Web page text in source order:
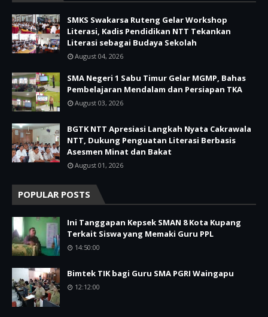
SMKS Swakarsa Ruteng Gelar Workshop
Literasi, Kadis Pendidikan NTT Tekankan
Literasi sebagai Budaya Sekolah
August 04, 2026
SMA Negeri 1 Sabu Timur Gelar MGMP, Bahas
Pembelajaran Mendalam dan Persiapan TKA
August 03, 2026
BGTK NTT Apresiasi Langkah Nyata Cakrawala
NTT, Dukung Penguatan Literasi Berbasis
Asesmen Minat dan Bakat
August 01, 2026
POPULAR POSTS
Ini Tanggapan Kepsek SMAN 8 Kota Kupang
Terkait Siswa yang Memaki Guru PPL
14:50:00
Bimtek TIK bagi Guru SMA PGRI Waingapu
12:12:00